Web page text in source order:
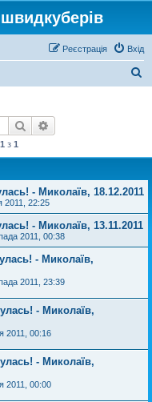
Вхід
Реєстрація
Пошук
1 з 1
- Миколаїв, 18.12.2011
2011, 22:25
- Миколаїв, 13.11.2011
2011, 00:38
- Миколаїв,
2011, 23:39
- Миколаїв,
2011, 00:16
- Миколаїв,
2011, 00:00